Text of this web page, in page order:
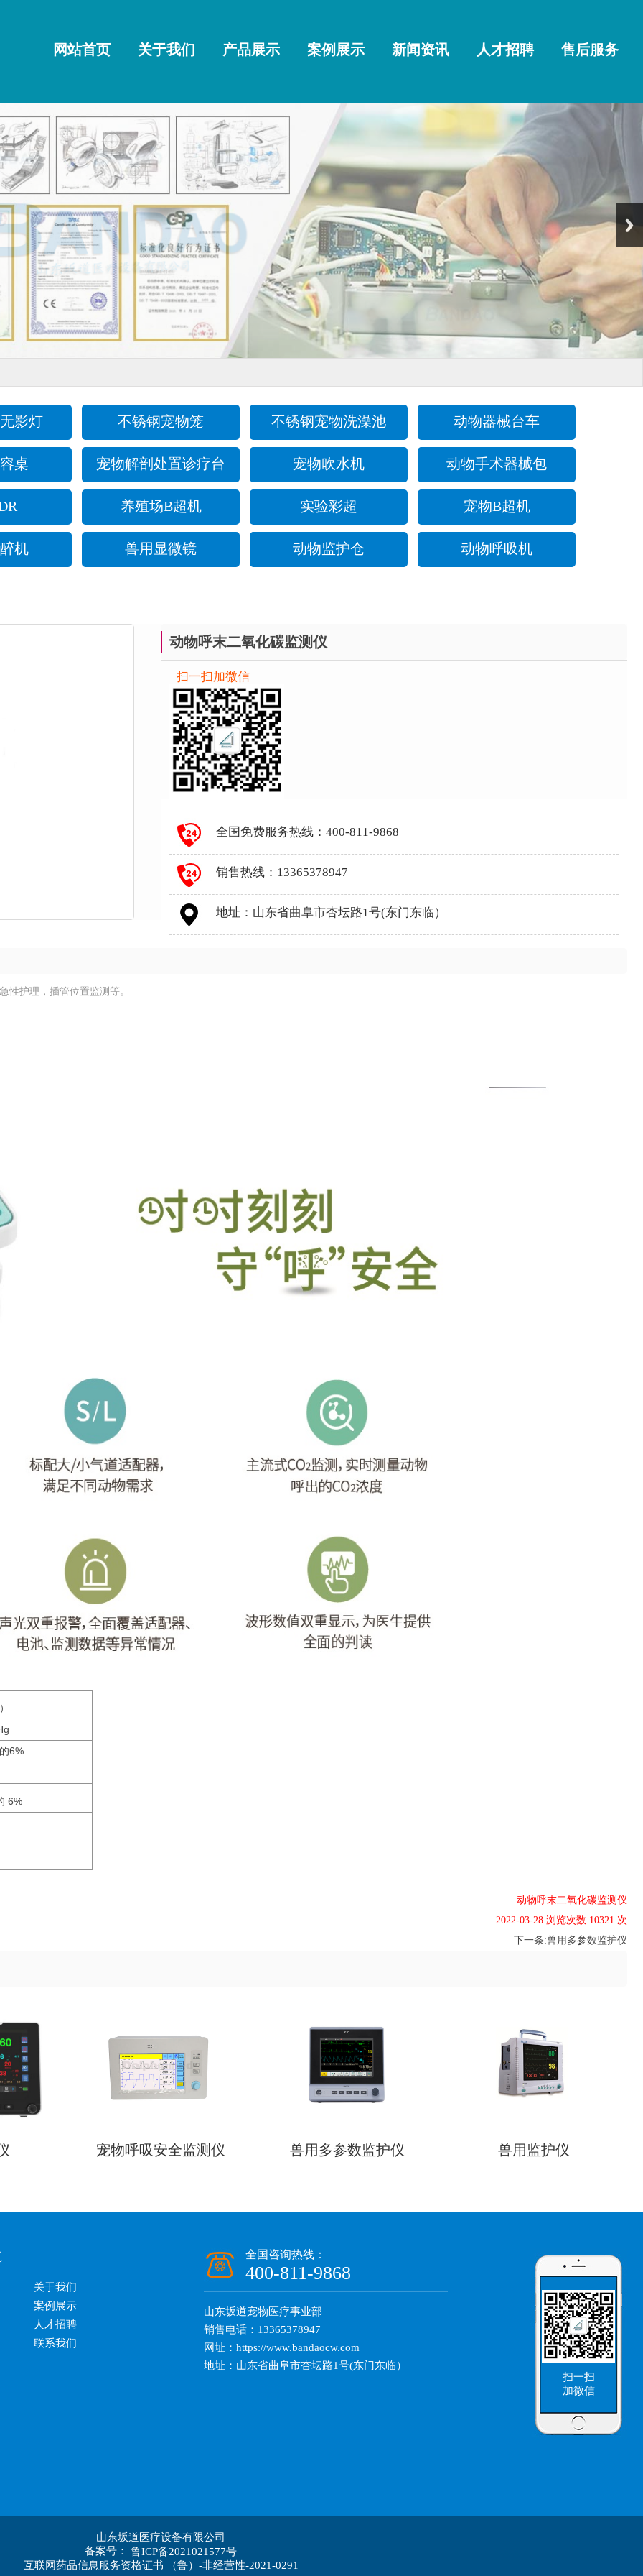
网站首页 关于我们 产品展示 案例展示 新闻资讯 人才招聘 售后服务
影灯 不锈钢宠物笼 不锈钢宠物洗澡池 动物器械台车
桌 宠物解剖处置诊疗台 宠物吹水机 动物手术器械包
养殖场B超机 实验彩超 宠物B超机
机 兽用显微镜 动物监护仓 动物呼吸机
动物呼末二氧化碳监测仪
扫一扫加微信
全国免费服务热线：400-811-9868
销售热线：13365378947
地址：山东省曲阜市杏坛路1号(东门东临）
性护理，插管位置监测等。
6%
6%
动物呼末二氧化碳监测仪
2022-03-28 浏览次数 10321 次
下一条:兽用多参数监护仪
宠物呼吸安全监测仪 兽用多参数监护仪 兽用监护仪
关于我们
案例展示
人才招聘
联系我们
全国咨询热线：
400-811-9868
山东坂道宠物医疗事业部
销售电话：13365378947
网址：https://www.bandaocw.com
地址：山东省曲阜市杏坛路1号(东门东临）
扫一扫
加微信
山东坂道医疗设备有限公司
备案号： 鲁ICP备2021021577号
互联网药品信息服务资格证书 （鲁）-非经营性-2021-0291